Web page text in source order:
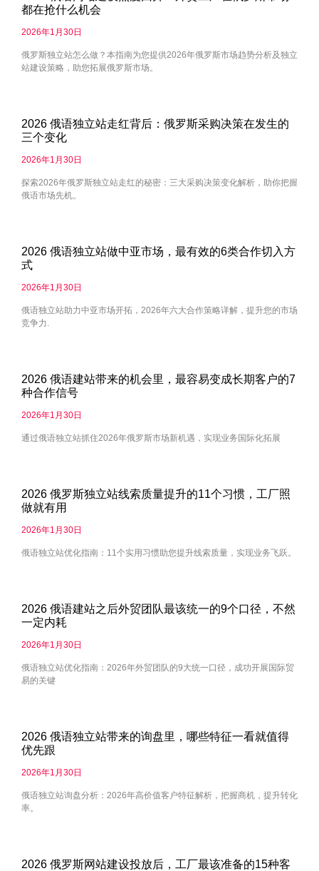
都在抢什么机会
2026年1月30日
俄罗斯独立站怎么做？本指南为您提供2026年俄罗斯市场趋势分析及独立
站建设策略，助您拓展俄罗斯市场。
2026 俄语独立站走红背后：俄罗斯采购决策在发生的
三个变化
2026年1月30日
探索2026年俄罗斯独立站走红的秘密：三大采购决策变化解析，助你把握
俄语市场先机。
2026 俄语独立站做中亚市场，最有效的6类合作切入方
式
2026年1月30日
俄语独立站助力中亚市场开拓，2026年六大合作策略详解，提升您的市场
竞争力.
2026 俄语建站带来的机会里，最容易变成长期客户的7
种合作信号
2026年1月30日
通过俄语独立站抓住2026年俄罗斯市场新机遇，实现业务国际化拓展
2026 俄罗斯独立站线索质量提升的11个习惯，工厂照
做就有用
2026年1月30日
俄语独立站优化指南：11个实用习惯助您提升线索质量，实现业务飞跃。
2026 俄语建站之后外贸团队最该统一的9个口径，不然
一定内耗
2026年1月30日
俄语独立站优化指南：2026年外贸团队的9大统一口径，成功开展国际贸
易的关键
2026 俄语独立站带来的询盘里，哪些特征一看就值得
优先跟
2026年1月30日
俄语独立站询盘分析：2026年高价值客户特征解析，把握商机，提升转化
率。
2026 俄罗斯网站建设投放后，工厂最该准备的15种客